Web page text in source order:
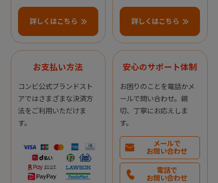
詳しくはこちら 詳しくはこちら
お支払い方法
コンビ公式ブランドスト
アではさまざまな決済方
法をご利用いただけま
す。
安心のサポート体制
お困りのことを電話かメ
ールで問い合わせ。親
切、丁寧にお応えしま
す。
メールで
お問い合わせ
電話で
お問い合わせ